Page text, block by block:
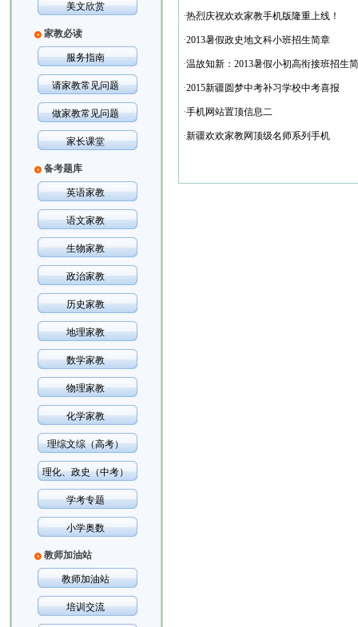
美文欣赏
家教必读
服务指南
请家教常见问题
做家教常见问题
家长课堂
备考题库
英语家教
语文家教
生物家教
政治家教
历史家教
地理家教
数学家教
物理家教
化学家教
理综文综（高考）
理化、政史（中考）
学考专题
小学奥数
教师加油站
教师加油站
培训交流
·热烈庆祝欢欢家教手机版隆重上线！
·2013暑假政史地文科小班招生简章
·温故知新：2013暑假小初高衔接班招生
·2015新疆圆梦中考补习学校中考喜报
·手机网站置顶信息二
·新疆欢欢家教网顶级名师系列手机